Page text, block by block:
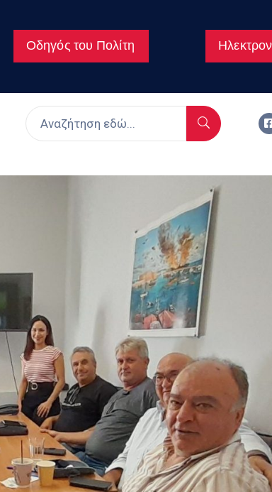
Οδηγός του Πολίτη